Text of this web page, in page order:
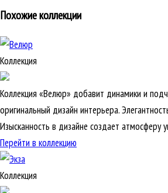
Похожие коллекции
Коллекция
Коллекция «Велюр» добавит динамики и
оригинальный дизайн интерьера.
Изысканность в дизайне создает атмосферу
Перейти в коллекцию
Коллекция